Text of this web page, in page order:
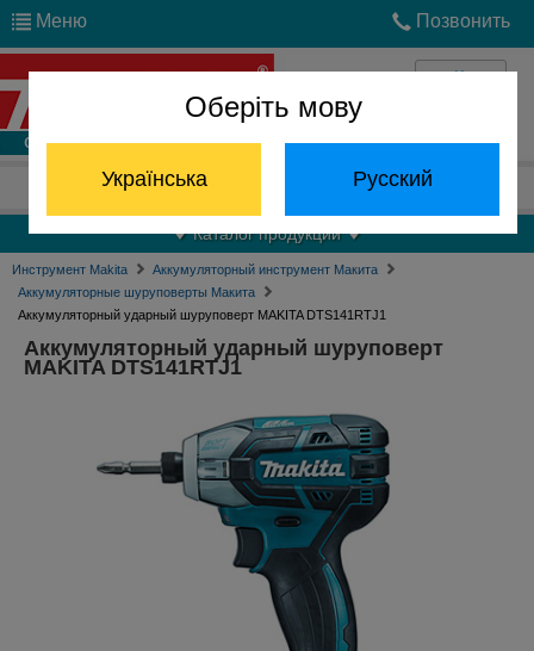
Оберіть мову
Українська Русский
Меню Позвонить
Войти
Отдел запчастей: (068) 824-24-24
Каталог продукции
Инструмент Makita
Аккумуляторный инструмент Макита
Аккумуляторные шуруповерты Макита
Аккумуляторный ударный шуруповерт MAKITA DTS141RTJ1
Аккумуляторный ударный шуруповерт
MAKITA DTS141RTJ1